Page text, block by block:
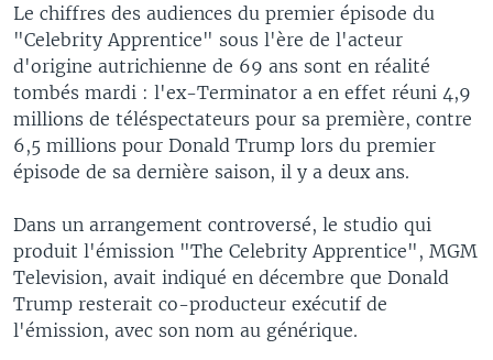
Le chiffres des audiences du premier épisode du
"Celebrity Apprentice" sous l'ère de l'acteur
d'origine autrichienne de 69 ans sont en réalité
tombés mardi : l'ex-Terminator a en effet réuni 4,9
millions de téléspectateurs pour sa première, contre
6,5 millions pour Donald Trump lors du premier
épisode de sa dernière saison, il y a deux ans.
Dans un arrangement controversé, le studio qui
produit l'émission "The Celebrity Apprentice", MGM
Television, avait indiqué en décembre que Donald
Trump resterait co-producteur exécutif de
l'émission, avec son nom au générique.